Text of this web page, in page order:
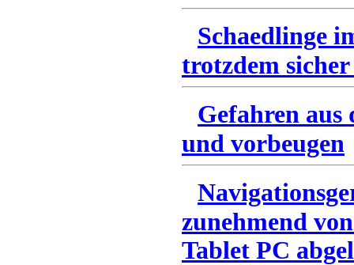
Schaedlinge
trotzdem
Gefahren
und vorbeugen
zunehmend
Tablet PC